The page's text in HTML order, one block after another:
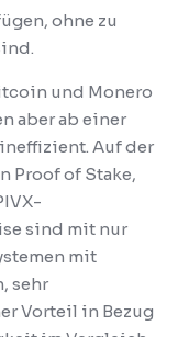
ohne zu
und Monero
aber ab einer
Auf der
Proof of Stake,
sind mit nur
mit
sehr
Vorteil in Bezug